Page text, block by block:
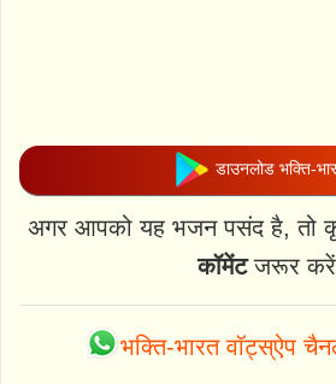
डाउनलोड भक्ति-
अगर आपको यह भजन पसंद है, तो
कॉमेंटजरूर
भक्ति-भारत वॉट्स्ऐप